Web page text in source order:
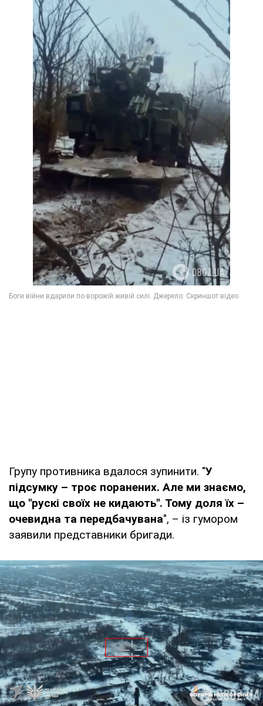
Групу противника вдалося зупинити. "У
підсумку – троє поранених. Але ми знаємо,
що "рускі своїх не кидають". Тому доля їх –
очевидна та передбачувана", – із гумором
заявили представники бригади.